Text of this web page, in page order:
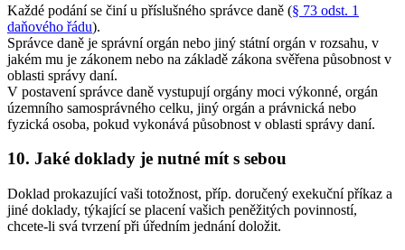
Každé podání se činí u příslušného správce daně (§ 73 odst. 1
daňového řádu).
Správce daně je správní orgán nebo jiný státní orgán v rozsahu, v
jakém mu je zákonem nebo na základě zákona svěřena působnost v
oblasti správy daní.
V postavení správce daně vystupují orgány moci výkonné, orgán
územního samosprávného celku, jiný orgán a právnická nebo
fyzická osoba, pokud vykonává působnost v oblasti správy daní.
10. Jaké doklady je nutné mít s sebou
Doklad prokazující vaši totožnost, příp. doručený exekuční příkaz a
jiné doklady, týkající se placení vašich peněžitých povinností,
chcete-li svá tvrzení při úředním jednání doložit.